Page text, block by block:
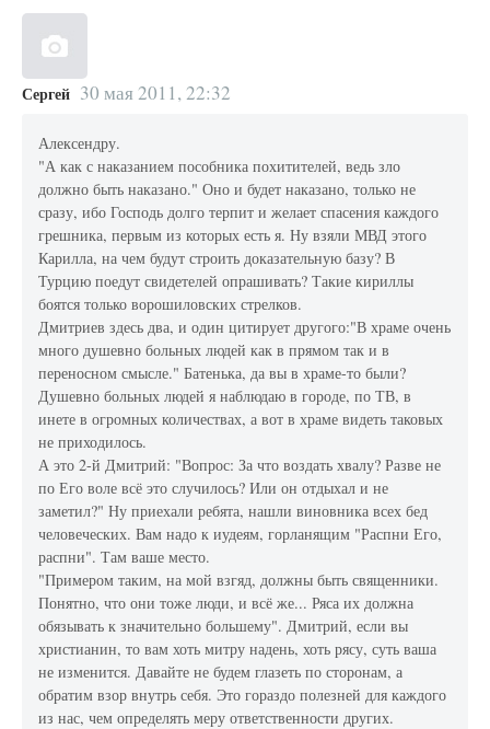
Сергей 30 мая 2011, 22:32
Алексендру.
"А как с наказанием пособника похитителей, ведь зло
должно быть наказано." Оно и будет наказано, только не
сразу, ибо Господь долго терпит и желает спасения каждого
грешника, первым из которых есть я. Ну взяли МВД этого
Карилла, на чем будут строить доказательную базу? В
Турцию поедут свидетелей опрашивать? Такие кириллы
боятся только ворошиловских стрелков.
Дмитриев здесь два, и один цитирует другого:"В храме очень
много душевно больных людей как в прямом так и в
переносном смысле." Батенька, да вы в храме-то были?
Душевно больных людей я наблюдаю в городе, по ТВ, в
инете в огромных количествах, а вот в храме видеть таковых
не приходилось.
А это 2-й Дмитрий: "Вопрос: За что воздать хвалу? Разве не
по Его воле всё это случилось? Или он отдыхал и не
заметил?" Ну приехали ребята, нашли виновника всех бед
человеческих. Вам надо к иудеям, горланящим "Распни Его,
распни". Там ваше место.
"Примером таким, на мой взгяд, должны быть священники.
Понятно, что они тоже люди, и всё же... Ряса их должна
обязывать к значительно большему". Дмитрий, если вы
христианин, то вам хоть митру надень, хоть рясу, суть ваша
не изменится. Давайте не будем глазеть по сторонам, а
обратим взор внутрь себя. Это гораздо полезней для каждого
из нас, чем определять меру ответственности других.